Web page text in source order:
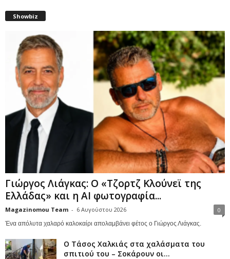
Showbiz
Γιώργος Λιάγκας: Ο «Τζορτζ Κλούνεϊ της
Ελλάδας» και η AI φωτογραφία...
Magazinomou Team - 6 Αυγούστου 2026 0
Ένα απόλυτα χαλαρό καλοκαίρι απολαμβάνει φέτος ο Γιώργος Λιάγκας.
Ο Τάσος Χαλκιάς στα χαλάσματα του
σπιτιού του – Σοκάρουν οι...